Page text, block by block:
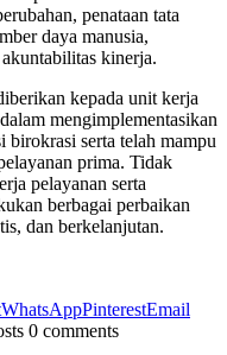
penataan tata
daya manusia,
kinerja.
kepada unit kerja
mengimplementasikan
birokrasi serta telah mampu
prima. Tidak
pelayanan serta
berbagai perbaikan
dan berkelanjutan.
WhatsAppPinterestEmail
0 comments